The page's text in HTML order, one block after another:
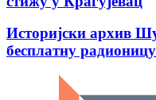
Историјски архив
бесплатну